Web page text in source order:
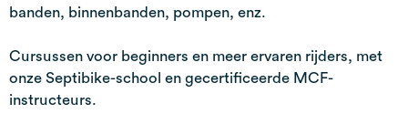
banden, binnenbanden, pompen, enz.
Cursussen voor beginners en meer ervaren rijders, met
onze Septibike-school en gecertificeerde MCF-
instructeurs.